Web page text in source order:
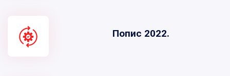
Попис 2022.